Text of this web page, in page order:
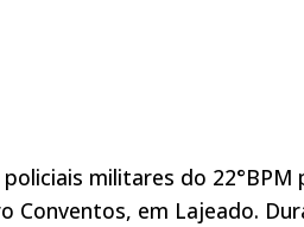
militares do 22°BPM
Conventos, em Lajeado.